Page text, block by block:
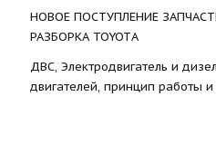
НОВОЕ ПОСТУПЛЕНИЕ
РАЗБОРКА TOYOTА
ДВС, Электродвигатель и
двигателей, принцип работы